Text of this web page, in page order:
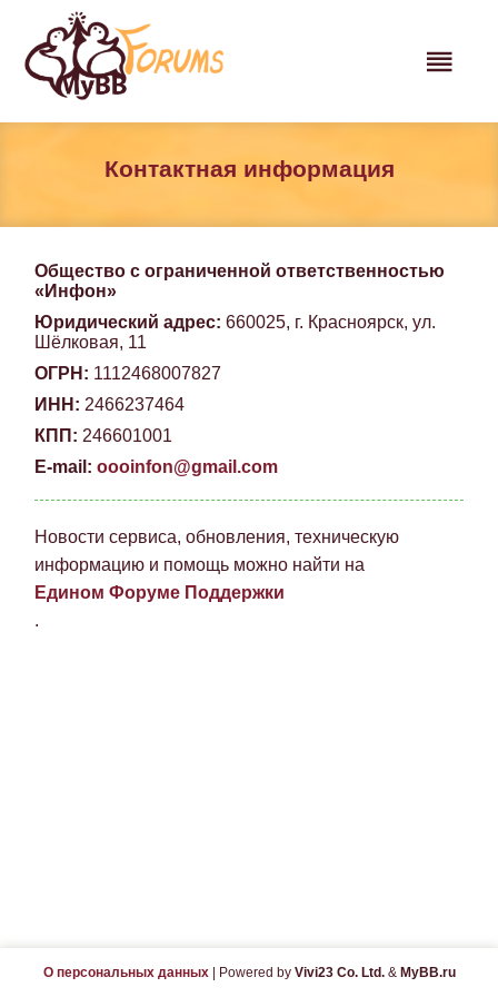
Контактная информация
Общество с ограниченной ответственностью
«Инфон»
Юридический адрес: 660025, г. Красноярск, ул.
Шёлковая, 11
ОГРН: 1112468007827
ИНН: 2466237464
КПП: 246601001
E-mail: oooinfon@gmail.com
Новости сервиса, обновления, техническую
информацию и помощь можно найти на
Едином Форуме Поддержки
.
О персональных данных| Powered by Vivi23 Co. Ltd.& MyBB.ru